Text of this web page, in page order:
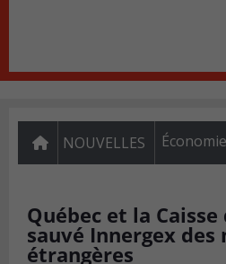
NOUVELLES Économie
Québec et la
sauvé Innergex des
étrangères